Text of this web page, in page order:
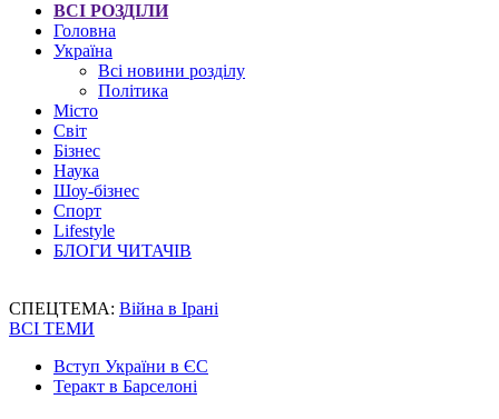
ВСІ РОЗДІЛИ
Головна
Україна
Всі новини розділу
Політика
Місто
Світ
Бізнес
Наука
Шоу-бізнес
Спорт
Lifestyle
БЛОГИ ЧИТАЧІВ
СПЕЦТЕМА: Війна в Ірані
ВСІ ТЕМИ
Вступ України в ЄС
Теракт в Барселоні